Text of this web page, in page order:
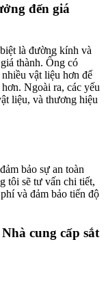
đến giá
là đường kính và
thành. Ống có
vật liệu hơn để
Ngoài ra, các yếu
liệu, và thương hiệu
bảo sự an toàn
tôi sẽ tư vấn chi tiết,
và đảm bảo tiến độ
cung cấp sắt